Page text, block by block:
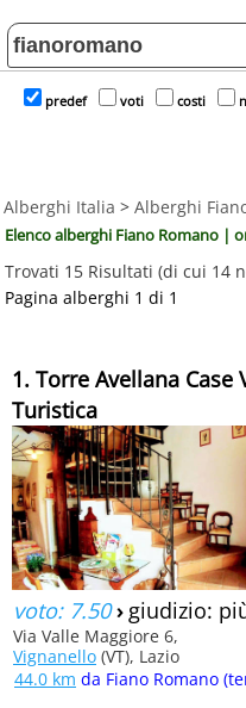
predef voti costi
Alberghi Italia > Alberghi
Elenco alberghi Fiano Romano |
Trovati 15 Risultati (di cui 14
Pagina alberghi 1 di 1
1. Torre Avellana Case
Turistica
voto: 7.50› giudizio:
Via Valle Maggiore 6,
Vignanello (VT), Lazio
44.0 km da Fiano Romano